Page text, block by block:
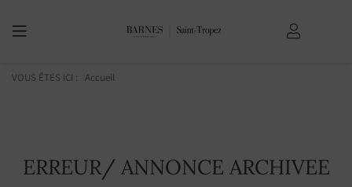
VOUS ÊTES ICI : Accueil
ERREUR/ ANNONCE ARCHIVEE